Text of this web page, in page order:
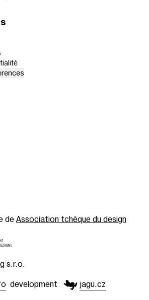
deAssociation tchèque du design
s.r.o.
development jagu.cz